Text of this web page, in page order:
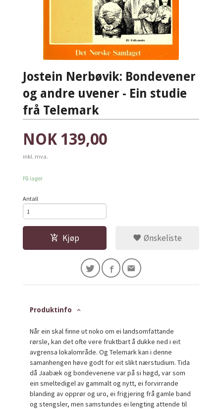
Jostein Nerbøvik: Bondevener
og andre uvener - Ein studie
frå Telemark
Pris
NOK 139,00
inkl. mva.
På lager
Antall
Kjøp Ønskeliste
Produktinfo
Når ein skal finne ut noko om ei landsomfattande
rørsle, kan det ofte vere fruktbart å dukke ned i eit
avgrensa lokalområde. Og Telemark kan i denne
samanhengen høve godt for eit slikt nærstudium. Tida
då Jaabæk og bondevenene var på si høgd, var som
ein smeltedigel av gammalt og nytt, ei forvirrande
blanding av opprør og uro, ei frigjering frå gamle band
og stengsler, men samstundes ei lengting attende til